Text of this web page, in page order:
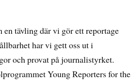
en tävling där vi gör ett reportage
har vi gett oss ut i
och provat på journalistyrket.
Young Reporters for the